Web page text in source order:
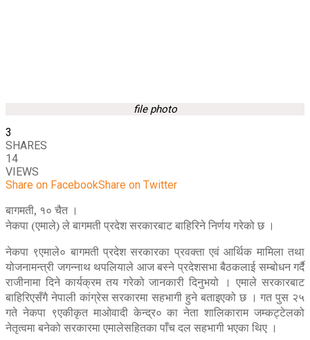
file photo
3
SHARES
14
VIEWS
Share on FacebookShare on Twitter
बागमती, १० चैत ।
नेकपा (एमाले) ले बागमती प्रदेश सरकारबाट बाहिरिने निर्णय गरेको छ ।
नेकपा ९एमाले० बागमती प्रदेश सरकारका प्रवक्ता एवं आर्थिक मामिला तथा
योजनामन्त्री जगन्नाथ थपलियाले आज बस्ने प्रदेशसभा बैठकलाई सम्बोधन गर्दै
राजीनामा दिने कार्यक्रम तय गरेको जानकारी दिनुभयो । एमाले सरकारबाट
बाहिरिएसँगै नेपाली कांग्रेस सरकारमा सहभागी हुने बताइएको छ । गत पुस २५
गते नेकपा ९एकीकृत माओवादी केन्द्र० का नेता शालिकाराम जम्कट्टेलको
नेतृत्वमा बनेको सरकारमा एमालेसहितका पाँच दल सहभागी भएका थिए ।